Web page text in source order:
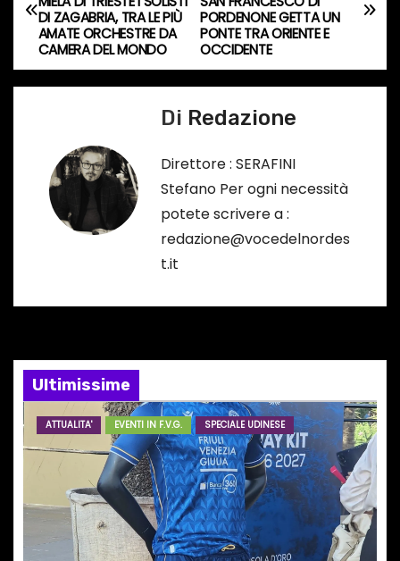
…
a
v
i
n
e
a
r
i
c
PORDENONE GETTA UN
PONTE TRA ORIENTE E
OCCIDENTE
DI ZAGABRIA, TRA LE PIÙ
AMATE ORCHESTRE DA
CAMERA DEL MONDO
Di Redazione
Direttore : SERAFINI
Stefano Per ogni necessità
potete scrivere a :
redazione@vocedelnordes
t.it
Ultimissime
ATTUALITA' EVENTI IN F.V.G. SPECIALE UDINESE